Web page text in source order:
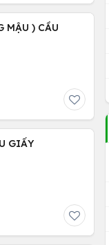
MẬU ) CẦU
GIẤY